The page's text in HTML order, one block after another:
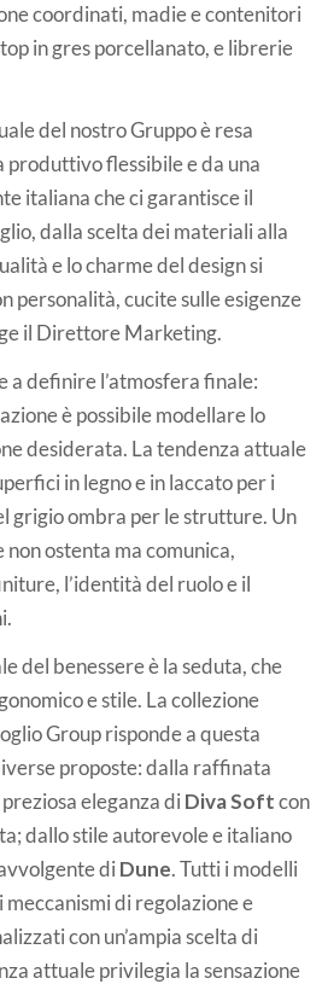
coordinati, madie e contenitori
in gres porcellanato, e librerie
del nostro Gruppo è resa
produttivo flessibile e da una
italiana che ci garantisce il
dalla scelta dei materiali alla
e lo charme del design si
personalità, cucite sulle esigenze
il Direttore Marketing.
a definire l’atmosfera finale:
è possibile modellare lo
desiderata. La tendenza attuale
in legno e in laccato per i
grigio ombra per le strutture. Un
ostenta ma comunica,
l’identità del ruolo e il
del benessere è la seduta, che
e stile. La collezione
Group risponde a questa
proposte: dalla raffinata
eleganza di Diva Softcon
dallo stile autorevole e italiano
di Dune. Tutti i modelli
di regolazione e
con un’ampia scelta di
attuale privilegia la sensazione